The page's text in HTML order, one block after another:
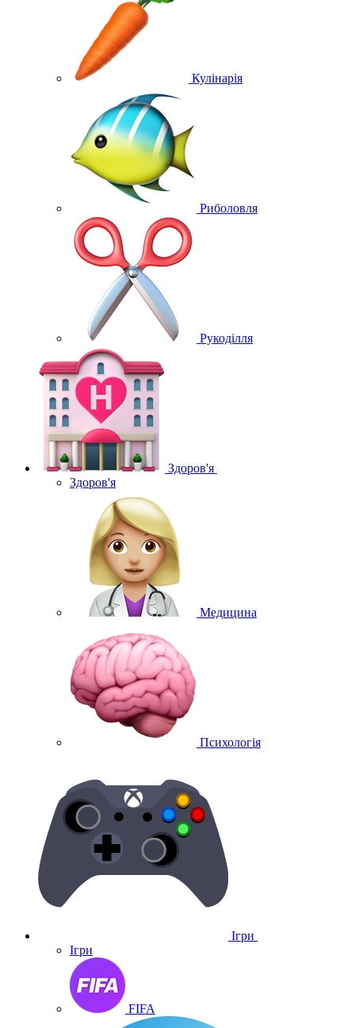
Кулінарія
Риболовля
Рукоділля
Здоров'я
Здоров'я
Медицина
Психологія
Ігри
Ігри
FIFA